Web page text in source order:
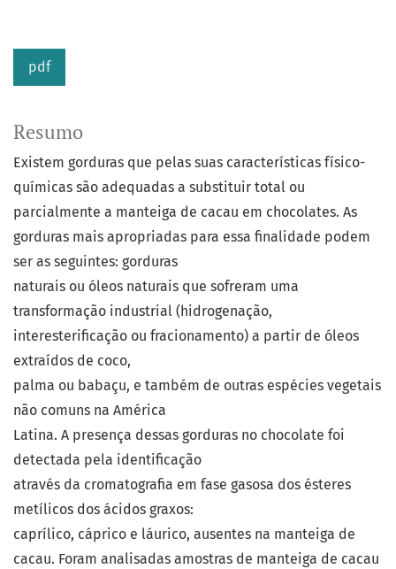
pdf
Resumo
Existem gorduras que pelas suas características físico-
químicas são adequadas a substituir total ou
parcialmente a manteiga de cacau em chocolates. As
gorduras mais apropriadas para essa finalidade podem
ser as seguintes: gorduras
naturais ou óleos naturais que sofreram uma
transformação industrial (hidrogenação,
interesterificação ou fracionamento) a partir de óleos
extraídos de coco,
palma ou babaçu, e também de outras espécies vegetais
não comuns na América
Latina. A presença dessas gorduras no chocolate foi
detectada pela identificação
através da cromatografia em fase gasosa dos ésteres
metílicos dos ácidos graxos:
caprílico, cáprico e láurico, ausentes na manteiga de
cacau. Foram analisadas amostras de manteiga de cacau